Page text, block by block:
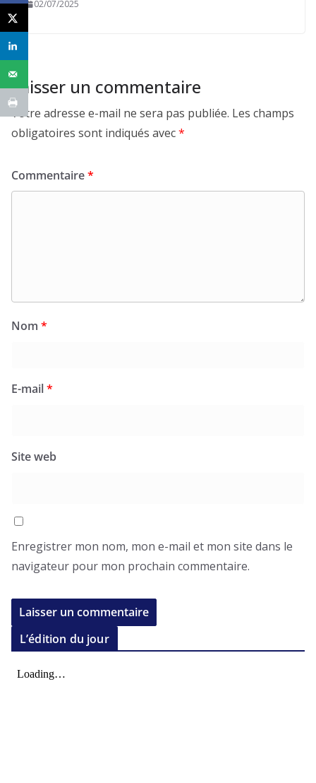
02/07/2025
Laisser un commentaire
Votre adresse e-mail ne sera pas publiée. Les champs
obligatoires sont indiqués avec*
Commentaire*
Nom *
E-mail*
Site web
Enregistrer mon nom, mon e-mail et mon site dans le
navigateur pour mon prochain commentaire.
L’édition du jour